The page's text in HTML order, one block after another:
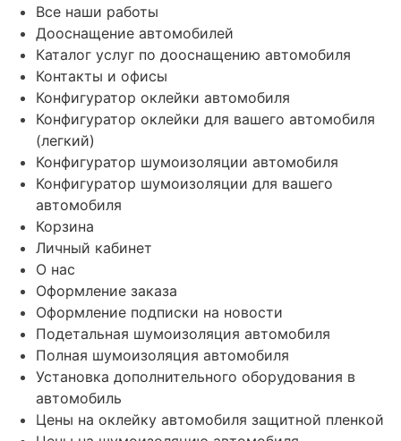
Все наши работы
Дооснащение автомобилей
Каталог услуг по дооснащению автомобиля
Контакты и офисы
Конфигуратор оклейки автомобиля
Конфигуратор оклейки для вашего автомобиля
(легкий)
Конфигуратор шумоизоляции автомобиля
Конфигуратор шумоизоляции для вашего
автомобиля
Корзина
Личный кабинет
О нас
Оформление заказа
Оформление подписки на новости
Подетальная шумоизоляция автомобиля
Полная шумоизоляция автомобиля
Установка дополнительного оборудования в
автомобиль
Цены на оклейку автомобиля защитной пленкой